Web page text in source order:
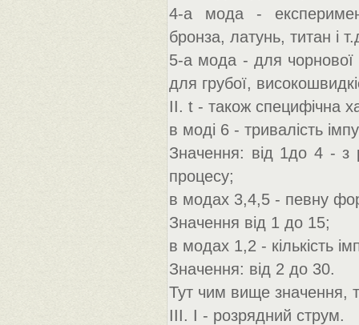
4-а мода -
бронза, латунь, титан і
5-а мода - для чорнової
для грубої,
II. t - також специфічна
в моді 6 - тривалість
Значення: від 1до 4 - з
процесу;
в модах 3,4,5 - певну
Значення від 1 до 15;
в модах 1,2 - кількість
Значення: від 2 до 30.
Тут чим вище значення,
III. I - розрядний струм.